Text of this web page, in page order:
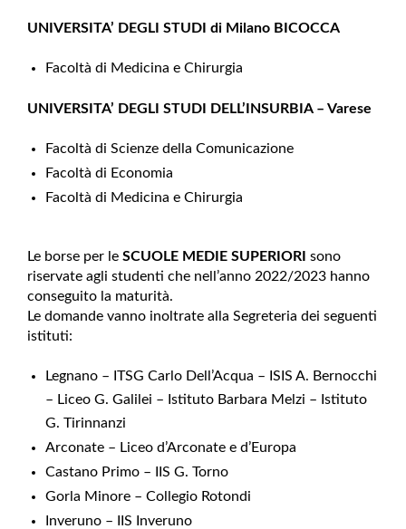
UNIVERSITA’ DEGLI STUDI di Milano BICOCCA
Facoltà di Medicina e Chirurgia
UNIVERSITA’ DEGLI STUDI DELL’INSURBIA – Varese
Facoltà di Scienze della Comunicazione
Facoltà di Economia
Facoltà di Medicina e Chirurgia
Le borse per le SCUOLE MEDIE SUPERIORI sono
riservate agli studenti che nell’anno 2022/2023 hanno
conseguito la maturità.
Le domande vanno inoltrate alla Segreteria dei seguenti
istituti:
Legnano – ITSG Carlo Dell’Acqua – ISIS A. Bernocchi
– Liceo G. Galilei – Istituto Barbara Melzi – Istituto
G. Tirinnanzi
Arconate – Liceo d’Arconate e d’Europa
Castano Primo – IIS G. Torno
Gorla Minore – Collegio Rotondi
Inveruno – IIS Inveruno